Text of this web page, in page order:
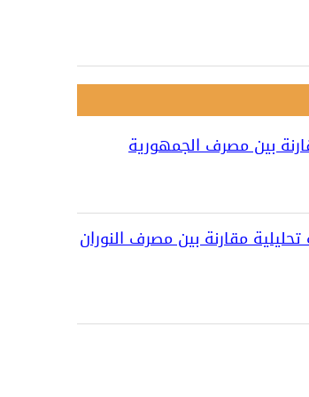
بين مصرف الجمهورية
مقارنة بين مصرف النوران